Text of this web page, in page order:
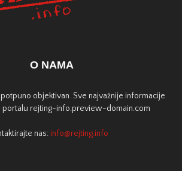
O NAMA
objektivan. Sve najvažnije informacije
portalu rejting-info.preview-domain.com
nas: info@rejting.info